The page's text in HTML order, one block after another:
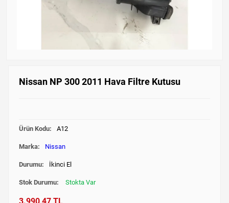
Nissan NP 300 2011 Hava Filtre Kutusu
Ürün Kodu: A12
Marka: Nissan
Durumu: İkinci El
Stok Durumu: Stokta Var